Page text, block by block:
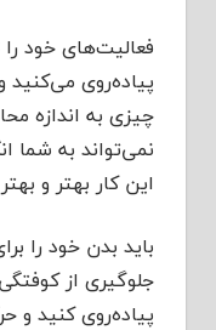
فعالیت‌های خود
پیاده‌روی
چیزی به اندازه
نمی‌تواند به شما
این كار بهتر و
باید بدن خود را
جلوگیری از
پیاده‌روی كنید و